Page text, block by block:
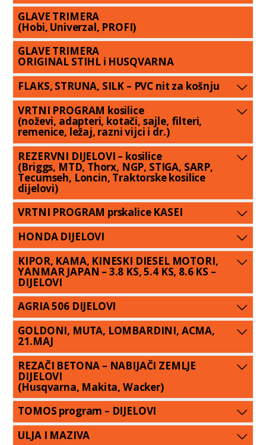
GLAVE TRIMERA
(Hobi, Univerzal, PROFI)
GLAVE TRIMERA
ORIGINAL STIHL i HUSQVARNA
FLAKS, STRUNA, SILK – PVC nit za košnju
VRTNI PROGRAM kosilice
(noževi, adapteri, kotači, sajle, filteri,
remenice, ležaj, razni vijci i dr.)
REZERVNI DIJELOVI – kosilice
(Briggs, MTD, Thorx, NGP, STIGA, SARP,
Tecumseh, Loncin, Traktorske kosilice
dijelovi)
VRTNI PROGRAM prskalice KASEI
HONDA DIJELOVI
KIPOR, KAMA, KINESKI DIESEL MOTORI,
YANMAR JAPAN – 3.8 KS, 5.4 KS, 8.6 KS –
DIJELOVI
AGRIA 506 DIJELOVI
GOLDONI, MUTA, LOMBARDINI, ACMA,
21.MAJ
REZAČI BETONA – NABIJAČI ZEMLJE
DIJELOVI
(Husqvarna, Makita, Wacker)
TOMOS program – DIJELOVI
ULJA I MAZIVA